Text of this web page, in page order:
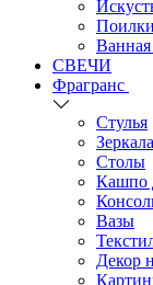
Ванная
СВЕЧИ
Фрагранс
Стулья
Зеркала
Столы
Кашпо
Вазы
Декор